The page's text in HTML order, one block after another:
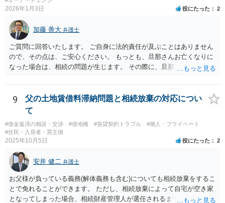
2026年1月3日 役にたった 2
加藤 善大 弁護士
ご質問に回答いたします。 ご自身に法的責任が及ぶことはありません
ので、その点は、ご安心ください。 もっとも、旦那さんお亡くなりに
なった場合は、相続の問題が生じます。 その際に、旦那さんが損害賠
とにはなります。 また、建物は旦那さんも２分の１を相続したことに
なっていますが、 遺産分割未了のまま旦那さんが亡くなると、ご質問
者様がその２分の１の分を相続することになります。 借家に建ってい
る建物の相続問題が２０年以上未解決である理由が不明ではあります
が、 まずはその点をはっきりさせた方がよさそうですね。 ご質問に対
する回答は以上ですが、可能であれば、ご依頼になるかは別にして、
求めることをおすすめいたします。 ご参考にしていただけますと幸い
です。
9
父の土地賃借料滞納問題と相続放棄の対応につい
て
#借金返済の相談・交渉 #借地権 #賃貸契約トラブル
#個人・プライベート
#住民・入居者・買主側
2025年10月5日 役にたった 2
安井 健二 弁護士
お父様が負っている義務(解体義務も含む)についても相続放棄をするこ
とで免れることができます。 ただし、相続放棄によって自宅が空き家
となってしまった場合、相続財産管理人が選任されるまで、管理義務